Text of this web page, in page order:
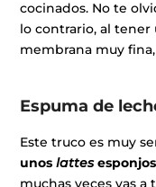
cocinados. No te
lo contrario, al
membrana muy
Espuma de
Este truco es muy
unoslattes
muchas veces vas a